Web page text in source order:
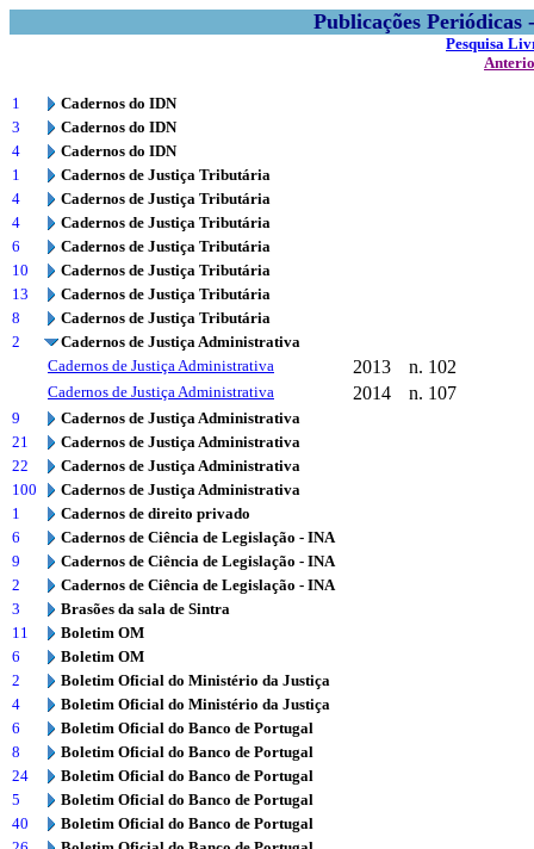
Publicações
Pesquisa
1
Cadernos do IDN
3
Cadernos do IDN
4
Cadernos do IDN
1
Cadernos de Justiça Tributária
4
Cadernos de Justiça Tributária
4
Cadernos de Justiça Tributária
6
Cadernos de Justiça Tributária
10
Cadernos de Justiça Tributária
13
Cadernos de Justiça Tributária
8
Cadernos de Justiça Tributária
2
Cadernos de Justiça Administrativa
Cadernos de Justiça Administrativa
2013 n. 102
Cadernos de Justiça Administrativa 2014 n. 107
9
Cadernos de Justiça Administrativa
21
Cadernos de Justiça Administrativa
22
Cadernos de Justiça Administrativa
100
Cadernos de Justiça Administrativa
1
Cadernos de direito privado
6
Cadernos de Ciência de Legislação - INA
9
Cadernos de Ciência de Legislação - INA
2
Cadernos de Ciência de Legislação - INA
3
Brasões da sala de Sintra
11
Boletim OM
6
Boletim OM
2
Boletim Oficial do Ministério da Justiça
4
Boletim Oficial do Ministério da Justiça
6
Boletim Oficial do Banco de Portugal
8
Boletim Oficial do Banco de Portugal
24
Boletim Oficial do Banco de Portugal
5
Boletim Oficial do Banco de Portugal
40
Boletim Oficial do Banco de Portugal